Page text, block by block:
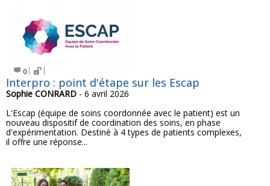
0
Interpro : point d'étape sur les Escap
Sophie CONRARD - 6 avril 2026
L'Escap (équipe de soins coordonnée avec le patient) est un
nouveau dispositif de coordination des soins, en phase
d'expérimentation. Destiné à 4 types de patients complexes,
il offre une réponse...